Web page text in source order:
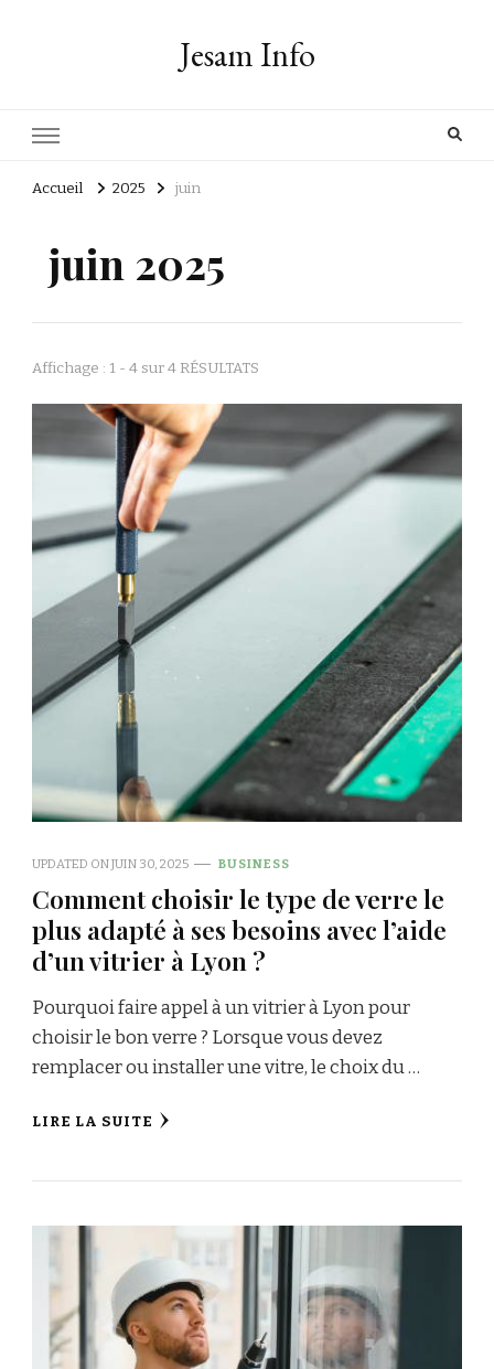
Jesam Info
Accueil 2025 juin
juin 2025
Affichage : 1 - 4 sur 4 RÉSULTATS
UPDATED ONJUIN 30, 2025 BUSINESS
Comment choisir le type de verre le
plus adapté à ses besoins avec l’aide
d’un vitrier à Lyon ?
Pourquoi faire appel à un vitrier à Lyon pour
choisir le bon verre ? Lorsque vous devez
remplacer ou installer une vitre, le choix du …
LIRE LA SUITE